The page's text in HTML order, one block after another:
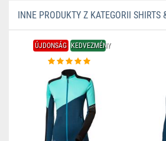
INNE PRODUKTY Z KATEGORII SHIRTS
ÚJDONSÁG KEDVEZMÉNY